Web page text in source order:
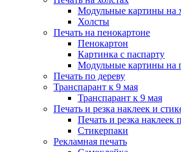
Модульные картины на
Холсты
Печать на пенокартоне
Пенокартон
Картинка с паспарту
Модульные картины на
Печать по дереву
Транспарант к 9 мая
Транспарант к 9 мая
Печать и резка наклеек и
Печать и резка наклеек
Стикерпаки
Рекламная печать